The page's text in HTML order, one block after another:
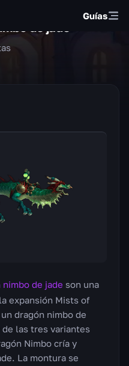
Guías
de jade son una
expansión Mists of
dragón nimbo de
las tres variantes
Nimbo cría y
La montura se